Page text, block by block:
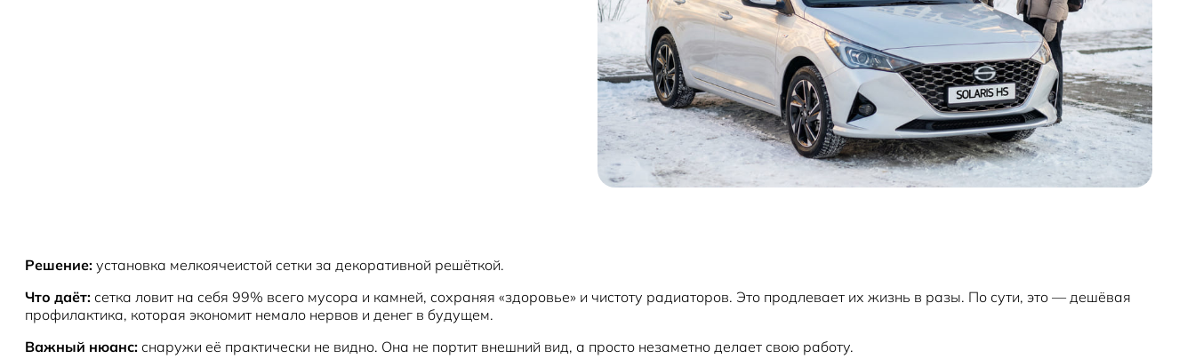
Решение: установка мелкоячеистой сетки за декоративной решёткой.
Что даёт: сетка ловит на себя 99% всего мусора и камней, сохраняя «здоровье» и чистоту радиаторов. Это продлевает их жизнь в разы. По сути, это — дешёвая
профилактика, которая экономит немало нервов и денег в будущем.
Важный нюанс: снаружи её практически не видно. Она не портит внешний вид, а просто незаметно делает свою работу.